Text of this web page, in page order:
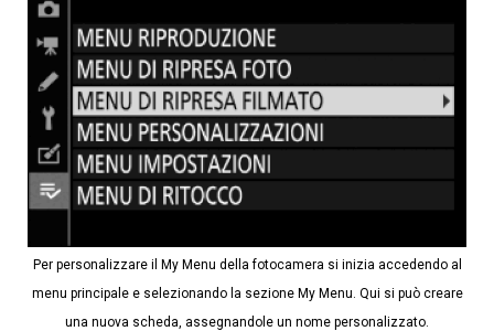
Per personalizzare il My Menu della fotocamera si inizia accedendo al
menu principale e selezionando la sezione My Menu. Qui si può creare
una nuova scheda, assegnandole un nome personalizzato.